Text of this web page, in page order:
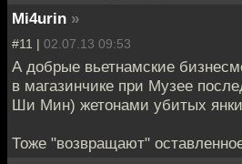
Mi4urin »
#11 | 02.07.13 09:53
А добрые вьетнамские
в магазинчике при Музее
Ши Мин) жетонами убитых
Тоже "возвращают"